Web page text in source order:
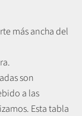
más ancha del
son
a las
Esta tabla